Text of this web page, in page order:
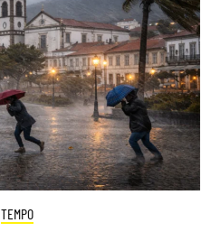
TEMPO